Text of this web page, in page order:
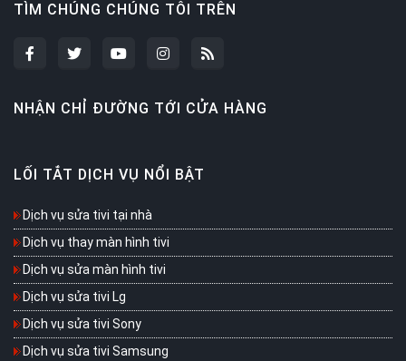
TÌM CHÚNG CHÚNG TÔI TRÊN
NHẬN CHỈ ĐƯỜNG TỚI CỬA HÀNG
LỐI TẮT DỊCH VỤ NỔI BẬT
Dịch vụ sửa tivi tại nhà
Dịch vụ thay màn hình tivi
Dịch vụ sửa màn hình tivi
Dịch vụ sửa tivi Lg
Dịch vụ sửa tivi Sony
Dịch vụ sửa tivi Samsung